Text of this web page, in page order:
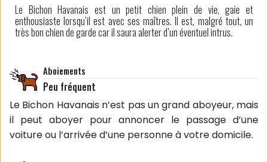
Le Bichon Havanais est un petit chien plein de vie, gaie et
enthousiaste lorsqu’il est avec ses maîtres. Il est, malgré tout, un
très bon chien de garde car il saura alerter d’un éventuel intrus.
Aboiements
Peu fréquent
Le Bichon Havanais n’est pas un grand aboyeur, mais
il peut aboyer pour annoncer le passage d’une
voiture ou l’arrivée d’une personne à votre domicile.